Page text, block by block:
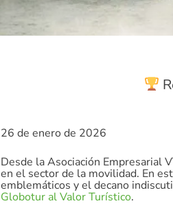
26 de enero de 2026
Desde la Asociación Empresarial
en el sector de la movilidad. En
emblemáticos y el decano
Globotur al Valor Turístico.